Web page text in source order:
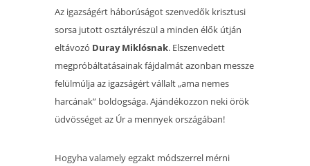
Az igazságért háborúságot szenvedők krisztusi
sorsa jutott osztályrészül a minden élők útján
eltávozó Duray Miklósnak. Elszenvedett
megpróbáltatásainak fájdalmát azonban messze
felülmúlja az igazságért vállalt „ama nemes
harcának” boldogsága. Ajándékozzon neki örök
üdvösséget az Úr a mennyek országában!
Hogyha valamely egzakt módszerrel mérni